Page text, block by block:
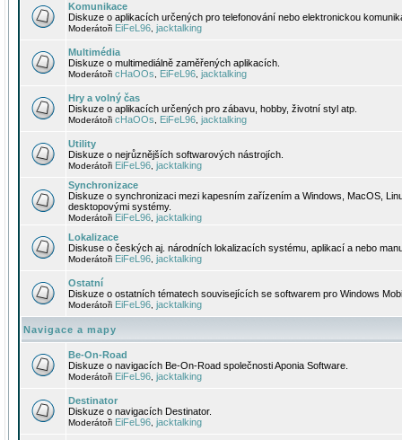
Komunikace
Diskuze o aplikacích určených pro telefonování nebo elektronickou
Moderátoři EiFeL96 jacktalking
Multimédia
Diskuze o multimediálně zaměřených aplikacích.
Moderátoři cHaOOs EiFeL96 jacktalking
Hry a volný čas
Diskuze o aplikacích určených pro zábavu, hobby, životní styl atp.
Moderátoři cHaOOs EiFeL96 jacktalking
Utility
Diskuze o nejrůznějších softwarových nástrojích.
Moderátoři EiFeL96 jacktalking
Synchronizace
Diskuze o synchronizaci mezi kapesním zařízením a Windows, MacOS,
desktopovými systémy.
Moderátoři EiFeL96 jacktalking
Lokalizace
Diskuse o českých aj. národních lokalizacích systému, aplikací a nebo
Moderátoři EiFeL96 jacktalking
Ostatní
Diskuze o ostatních tématech souvisejících se softwarem pro Windows
Moderátoři EiFeL96 jacktalking
Navigace a mapy
Be-On-Road
Diskuze o navigacích Be-On-Road společnosti Aponia Software.
Moderátoři EiFeL96 jacktalking
Destinator
Diskuze o navigacích Destinator.
Moderátoři EiFeL96 jacktalking